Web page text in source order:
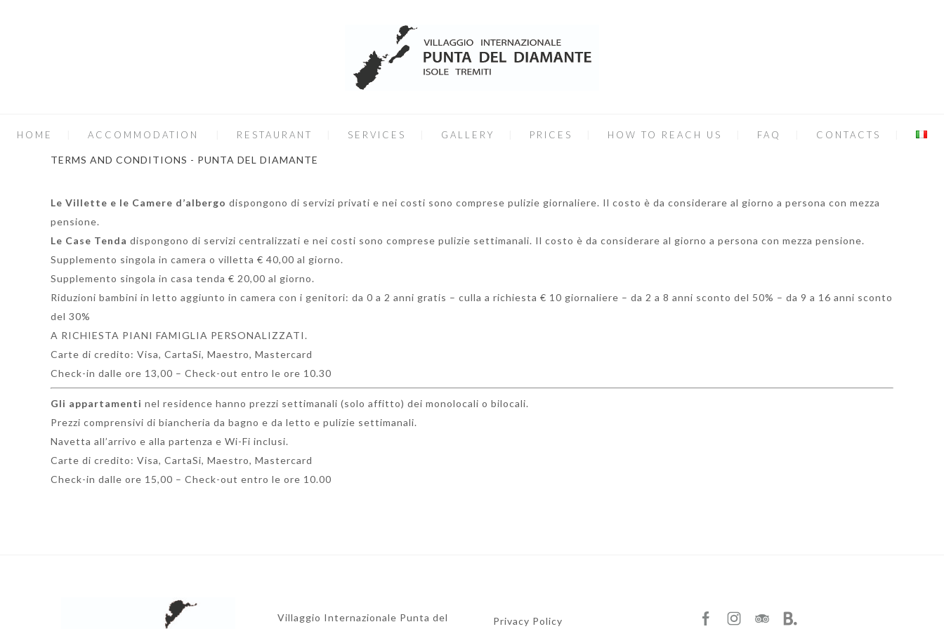
HOME ACCOMMODATION RESTAURANT SERVICES GALLERY PRICES HOW TO REACH US FAQ CONTACTS
TERMS AND CONDITIONS - PUNTA DEL DIAMANTE
Le Villette e le Camere d’albergo dispongono di servizi privati e nei costi sono comprese pulizie giornaliere. Il costo è da considerare al giorno a persona con mezza
pensione.
Le Case Tenda dispongono di servizi centralizzati e nei costi sono comprese pulizie settimanali. Il costo è da considerare al giorno a persona con mezza pensione.
Supplemento singola in camera o villetta € 40,00 al giorno.
Supplemento singola in casa tenda € 20,00 al giorno.
Riduzioni bambini in letto aggiunto in camera con i genitori: da 0 a 2 anni gratis – culla a richiesta € 10 giornaliere – da 2 a 8 anni sconto del 50% – da 9 a 16 anni sconto
del 30%
A RICHIESTA PIANI FAMIGLIA PERSONALIZZATI.
Carte di credito: Visa, CartaSi, Maestro, Mastercard
Check-in dalle ore 13,00 – Check-out entro le ore 10.30
Gli appartamenti nel residence hanno prezzi settimanali (solo affitto) dei monolocali o bilocali.
Prezzi comprensivi di biancheria da bagno e da letto e pulizie settimanali.
Navetta all’arrivo e alla partenza e Wi-Fi inclusi.
Carte di credito: Visa, CartaSi, Maestro, Mastercard
Check-in dalle ore 15,00 – Check-out entro le ore 10.00
Villaggio Internazionale Punta del Privacy Policy